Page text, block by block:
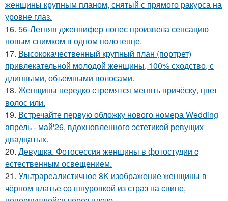
женщины крупным планом, снятый с прямого ракурса на
уровне глаз.
16. 56-Летняя дженнифер лопес произвела сенсацию
новым снимком в одном полотенце.
17. Высококачественный крупный план (портрет)
привлекательной молодой женщины, 100% сходство, с
длинными, объемными волосами.
18. Женщины нередко стремятся менять причёску, цвет
волос или.
19. Встречайте первую обложку нового номера Wedding
апрель - май'26, вдохновленного эстетикой ревущих
двадцатых.
20. Девушка. Фотосессия женщины в фотостудии c
естественным освещением.
21. Ультрареалистичное 8K изображение женщины в
чёрном платье со шнуровкой из страз на спине,